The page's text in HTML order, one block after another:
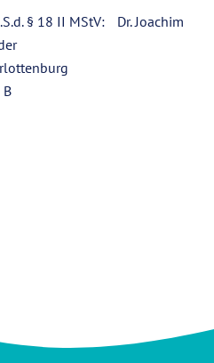
§ 18 II MStV: Dr. Joachim